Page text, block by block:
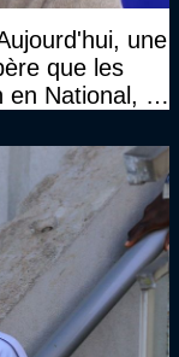
une
que les
en National, et